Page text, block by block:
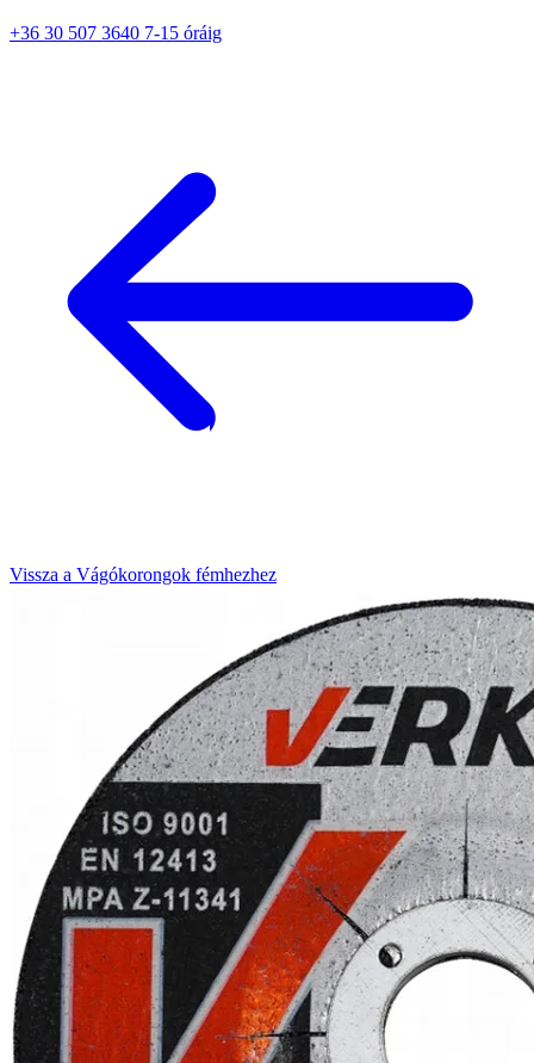
+36 30 507 3640 7-15 óráig
Vissza a Vágókorongok fémhezhez